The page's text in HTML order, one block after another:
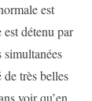
est
détenu par
très belles
voir qu’en